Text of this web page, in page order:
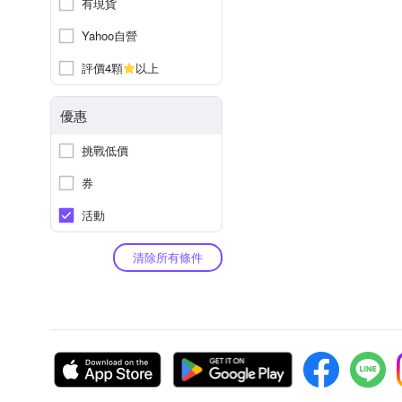
Yahoo自營
評價4顆
以上
優惠
挑戰低價
券
活動
清除所有條件